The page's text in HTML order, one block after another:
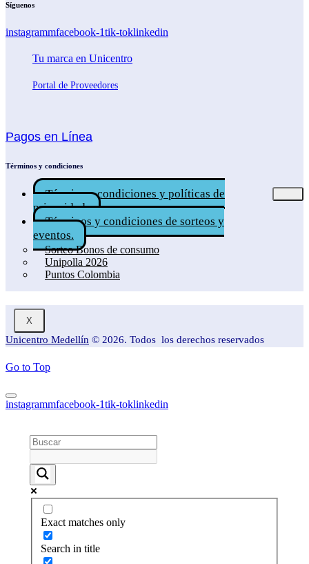
Síguenos
instagrammfacebook-1tik-toklinkedin
Tu marca en Unicentro
Portal de Proveedores
Pagos en Línea
Términos y condiciones
Términos, condiciones y políticas de
privacidad.
Términos y condiciones de sorteos y
eventos.
Sorteo Bonos de consumo
Unipolla 2026
Puntos Colombia
X
Unicentro Medellín © 2026. Todos los derechos reservados
Go to Top
instagrammfacebook-1tik-toklinkedin
Exact matches only
Search in title